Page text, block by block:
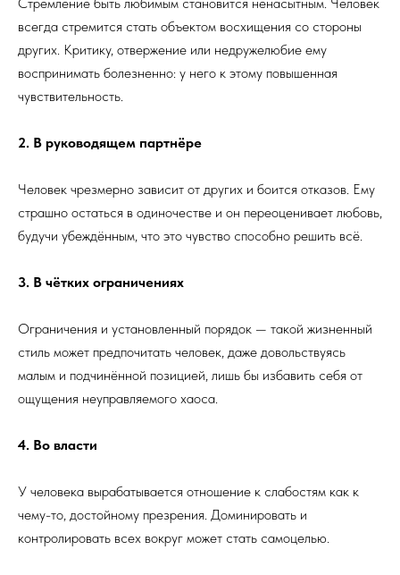
Стремление быть любимым становится ненасытным. Человек
всегда стремится стать объектом восхищения со стороны
других. Критику, отвержение или недружелюбие ему
воспринимать болезненно: у него к этому повышенная
чувствительность.
2. В руководящем партнёре
Человек чрезмерно зависит от других и боится отказов. Ему
страшно остаться в одиночестве и он переоценивает любовь,
будучи убеждённым, что это чувство способно решить всё.
3. В чётких ограничениях
Ограничения и установленный порядок — такой жизненный
стиль может предпочитать человек, даже довольствуясь
малым и подчинённой позицией, лишь бы избавить себя от
ощущения неуправляемого хаоса.
4. Во власти
У человека вырабатывается отношение к слабостям как к
чему-то, достойному презрения. Доминировать и
контролировать всех вокруг может стать самоцелью.